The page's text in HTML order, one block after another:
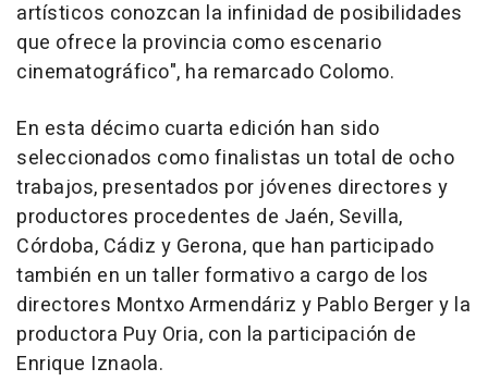
artísticos conozcan la infinidad de posibilidades
que ofrece la provincia como escenario
cinematográfico", ha remarcado Colomo.
En esta décimo cuarta edición han sido
seleccionados como finalistas un total de ocho
trabajos, presentados por jóvenes directores y
productores procedentes de Jaén, Sevilla,
Córdoba, Cádiz y Gerona, que han participado
también en un taller formativo a cargo de los
directores Montxo Armendáriz y Pablo Berger y la
productora Puy Oria, con la participación de
Enrique Iznaola.